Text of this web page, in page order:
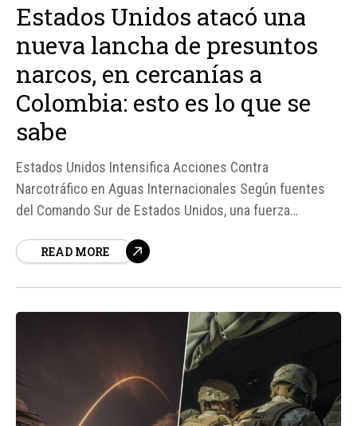
Estados Unidos atacó una
nueva lancha de presuntos
narcos, en cercanías a
Colombia: esto es lo que se
sabe
Estados Unidos Intensifica Acciones Contra
Narcotráfico en Aguas Internacionales Según fuentes
del Comando Sur de Estados Unidos, una fuerza
embarcación sospechosa de estar vinculada a
del océano Pacífico, en...
READ MORE